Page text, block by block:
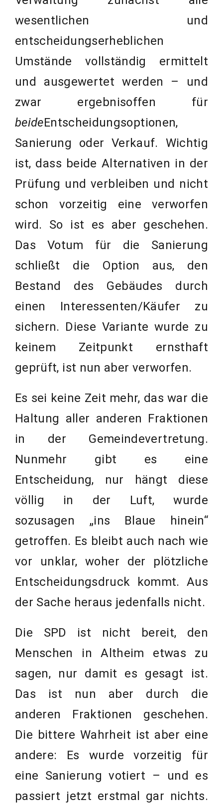
wesentlichen und
entscheidungserheblichen
Umstände vollständig ermittelt
und ausgewertet werden – und
zwar ergebnisoffen für
beideEntscheidungsoptionen,
Sanierung oder Verkauf. Wichtig
ist, dass beide Alternativen in der
Prüfung und verbleiben und nicht
schon vorzeitig eine verworfen
wird. So ist es aber geschehen.
Das Votum für die Sanierung
schließt die Option aus, den
Bestand des Gebäudes durch
einen Interessenten/Käufer zu
sichern. Diese Variante wurde zu
keinem Zeitpunkt ernsthaft
geprüft, ist nun aber verworfen.
Es sei keine Zeit mehr, das war die
Haltung aller anderen Fraktionen
in der Gemeindevertretung.
Nunmehr gibt es eine
Entscheidung, nur hängt diese
völlig in der Luft, wurde
sozusagen „ins Blaue hinein“
getroffen. Es bleibt auch nach wie
vor unklar, woher der plötzliche
Entscheidungsdruck kommt. Aus
der Sache heraus jedenfalls nicht.
Die SPD ist nicht bereit, den
Menschen in Altheim etwas zu
sagen, nur damit es gesagt ist.
Das ist nun aber durch die
anderen Fraktionen geschehen.
Die bittere Wahrheit ist aber eine
andere: Es wurde vorzeitig für
eine Sanierung votiert – und es
passiert jetzt erstmal gar nichts.